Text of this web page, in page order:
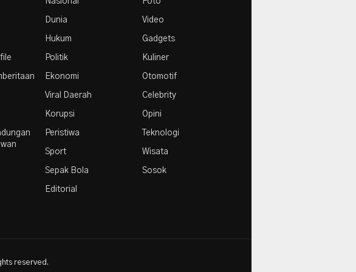
Dunia
Hukum
Politik
Ekonomi
Viral Daerah
Korupsi
Peristiwa
Sport
Sepak Bola
Editorial
Video
Gadgets
Kuliner
Otomotif
Celebrity
Opini
Teknologi
Wisata
Sosok
reserved.